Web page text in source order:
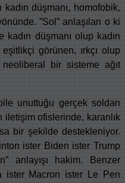
kadın düşmanı, homofobik,
”Sol” anlaşılan o ki
düşmanı olup kadın
görünen, ırkçı olup
bir sisteme ağıt
unuttuğu gerçek soldan
iletişim ofislerinde, karanlık
bir şekilde destekleniyor.
ister Biden ister Trump
anlayışı hakim. Benzer
ister Macron ister Le Pen